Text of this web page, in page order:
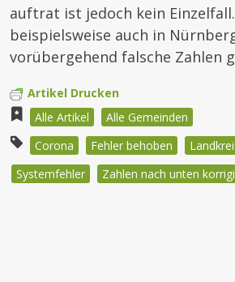
auftrat ist jedoch kein
beispielsweise auch in
vorübergehend falsche Zahlen
Artikel Drucken
Alle Artikel
Alle Gemeinden
Corona
Fehler behoben
Systemfehler
Zahlen nach unten